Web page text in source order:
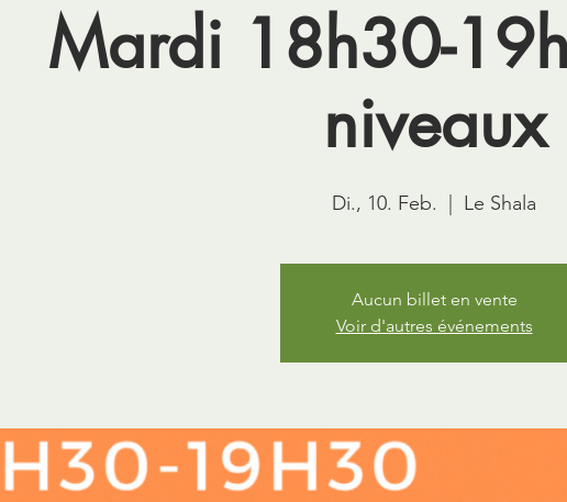
Mardi 18h30-
niveaux
Di., 10. Feb. Le Shala
Aucun billet en vente
Voir d'autres événements